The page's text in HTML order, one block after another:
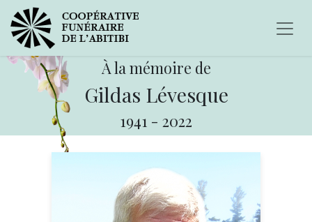
À la mémoire de
Gildas Lévesque
1941 - 2022